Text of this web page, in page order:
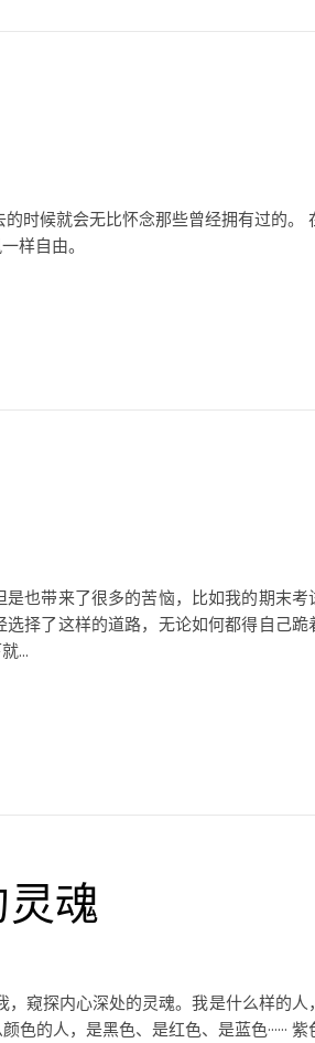
时候就会无比怀念那些曾经拥有过的。
样自由。
也带来了很多的苦恼，比如我的期末考
择了这样的道路，无论如何都得自己跪
...
魂
窥探内心深处的灵魂。我是什么样的人
的人，是黑色、是红色、是蓝色······ 紫